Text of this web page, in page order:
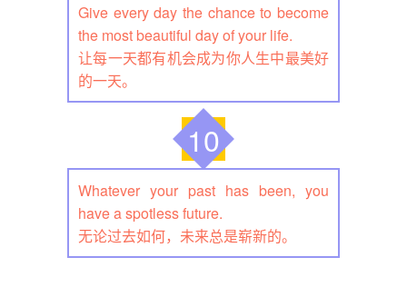
Give every day the chance to become
the most beautiful day of your life.
让每一天都有机会成为你人生中最美好
的一天。
10
Whatever your past has been, you
have a spotless future.
无论过去如何，未来总是崭新的。